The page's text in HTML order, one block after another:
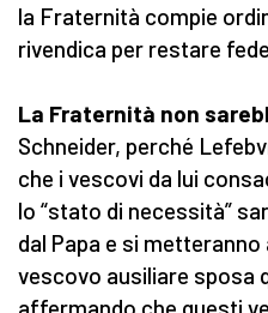
la Fraternità compie
rivendica per restare
La Fraternità non
Schneider, perché
che i vescovi da lui
lo “stato di necessità”
dal Papa e si
vescovo ausiliare sposa